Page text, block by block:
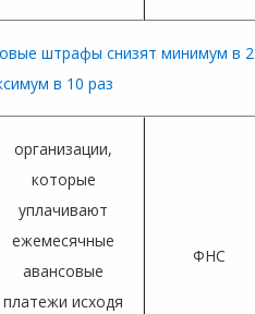
штрафы снизят минимум в 2
в 10 раз
организации,
которые
уплачивают
ежемесячные
авансовые
платежи исходя
ФНС